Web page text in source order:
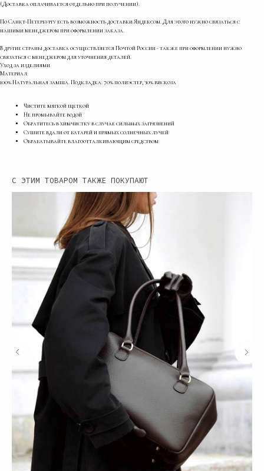
(Доставка оплачивается отдельно при получении).
По Санкт-Петербургу есть возможность доставки Яндексом. Для этого нужно связаться с
нашими менеджером при оформлении заказа.
В другие страны доставка осуществляется Почтой России - также при оформлении нужно
связаться с менеджером для уточнения деталей.
Уход за изделиями
Материал:
100% Натуральная замша. Подкладка: 70% полиэстер, 30% вискоза
Чистите мягкой щеткой
Не промывайте водой
Обратитесь в химчистку в случае сильных загрязнений
Сушите вдали от батарей и прямых солнечных лучей
Обрабатывайте влагоотталкивающим средством
С ЭТИМ ТОВАРОМ ТАКЖЕ ПОКУПАЮТ
МЕНЮ ПОКУПАТЕЛЮ
КОНТАКТЫ
Сотрудничество
Оплата
Подарочные сертификаты
Доставка
8 (921)-924-26-07
Производство и сервис
Обмен и возврат
Размерная сетка
Предзаказ